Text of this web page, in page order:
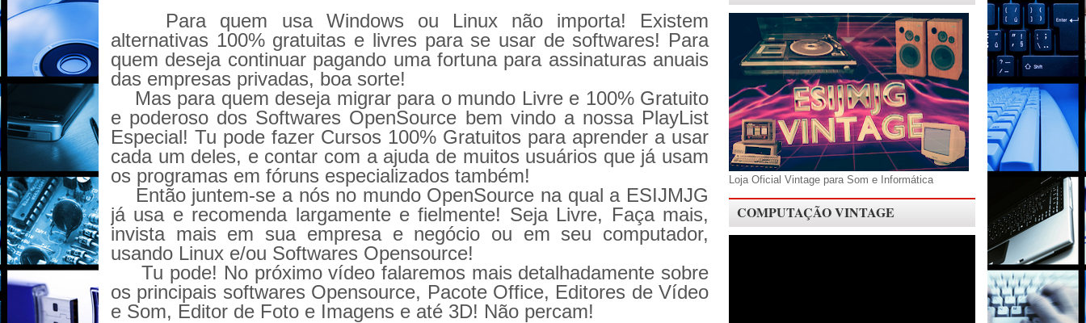
Para quem usa Windows ou Linux não importa! Existem
alternativas 100% gratuitas e livres para se usar de softwares! Para
quem deseja continuar pagando uma fortuna para assinaturas anuais
das empresas privadas, boa sorte!
Mas para quem deseja migrar para o mundo Livre e 100% Gratuito
e poderoso dos Softwares OpenSource bem vindo a nossa PlayList
Especial! Tu pode fazer Cursos 100% Gratuitos para aprender a usar
cada um deles, e contar com a ajuda de muitos usuários que já usam
os programas em fóruns especializados também!
Então juntem-se a nós no mundo OpenSource na qual a ESIJMJG
já usa e recomenda largamente e fielmente! Seja Livre, Faça mais,
invista mais em sua empresa e negócio ou em seu computador,
usando Linux e/ou Softwares Opensource!
Tu pode! No próximo vídeo falaremos mais detalhadamente sobre
os principais softwares Opensource, Pacote Office, Editores de Vídeo
e Som, Editor de Foto e Imagens e até 3D! Não percam!
Loja Oficial Vintage para Som e Informática
COMPUTAÇÃO VINTAGE